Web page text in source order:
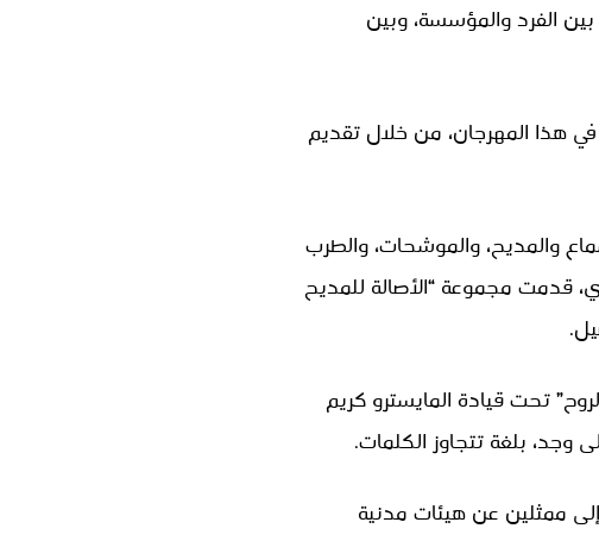
الفرد والمؤسسة، وبين
في هذا المهرجان، من خلال تقديم
والمديح، والموشحات، والطرب
قدمت مجموعة “الأصالة للمديح
تحت قيادة المايسترو كريم
بلغة تتجاوز الكلمات.
ممثلين عن هيئات مدنية